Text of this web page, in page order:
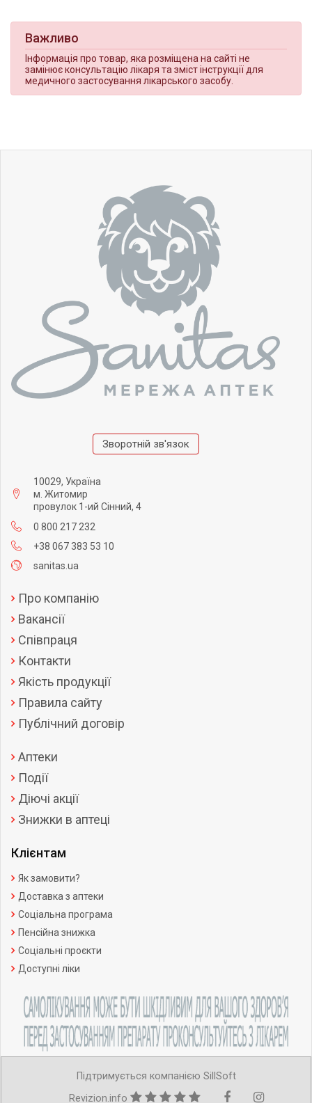
Важливо
Інформація про товар, яка розміщена на сайті не
замінює консультацію лікаря та зміст інструкції для
медичного застосування лікарського засобу.
Зворотній зв'язок
10029, Україна
м. Житомир
провулок 1-ий Сінний, 4
0 800 217 232
+38 067 383 53 10
sanitas.ua
Про компанію
Вакансії
Співпраця
Контакти
Якість продукції
Правила сайту
Публічний договір
Аптеки
Події
Діючі акції
Знижки в аптеці
Клієнтам
Як замовити?
Доставка з аптеки
Соціальна програма
Пенсійна знижка
Соціальні проєкти
Доступні ліки
Підтримується компанією SillSoft
Revizion.info